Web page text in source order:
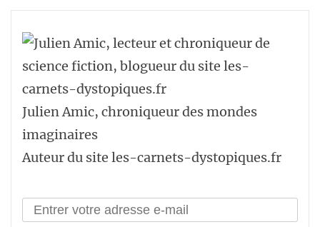
Julien Amic, chroniqueur des mondes
imaginaires
Auteur du site les-carnets-dystopiques.fr